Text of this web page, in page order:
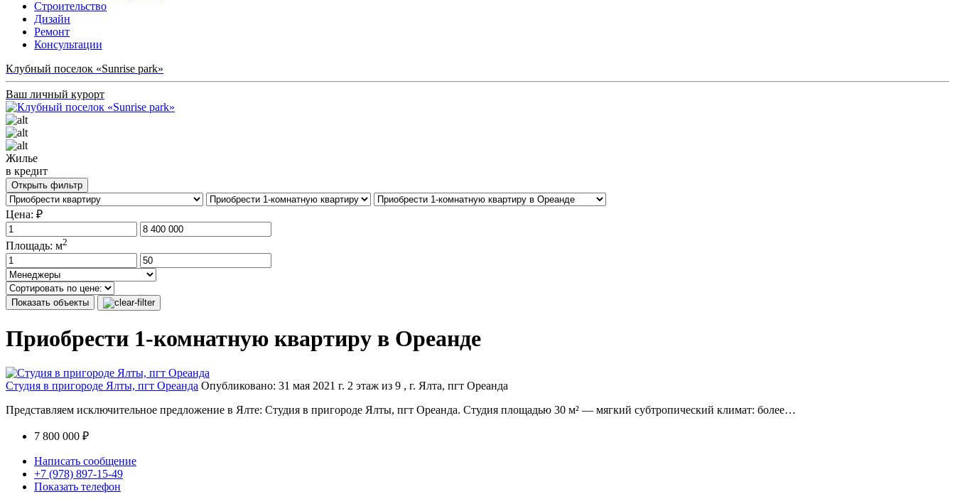
Строительство
Дизайн
Ремонт
Консультации
Клубный поселок «Sunrise park»
Ваш личный курорт
Жилье
в кредит
Открыть фильтр
Цена: ₽
Площадь: м2
Показать объекты
Приобрести 1-комнатную квартиру в Ореанде
Студия в пригороде Ялты, пгт Ореанда Опубликовано: 31 мая 2021 г. 2 этаж из 9 , г. Ялта, пгт Ореанда
Представляем исключительное предложение в Ялте: Студия в пригороде Ялты, пгт Ореанда. Студия площадью 30 м² — мягкий субтропический климат: более…
7 800 000 ₽
Написать сообщение
+7 (978) 897-15-49
Показать телефон